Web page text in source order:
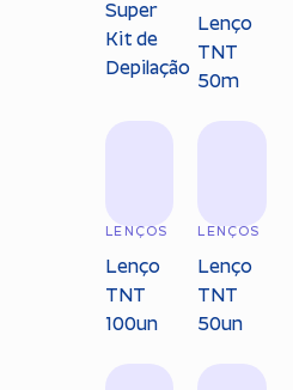
Super
Kit de
Depilação
Lenço
TNT
50m
LENÇOS
Lenço
TNT
100un
LENÇOS
Lenço
TNT
50un